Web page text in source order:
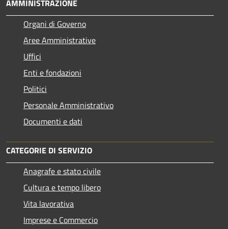
AMMINISTRAZIONE
Organi di Governo
Aree Amministrative
Uffici
Enti e fondazioni
Politici
Personale Amministrativo
Documenti e dati
CATEGORIE DI SERVIZIO
Anagrafe e stato civile
Cultura e tempo libero
Vita lavorativa
Imprese e Commercio